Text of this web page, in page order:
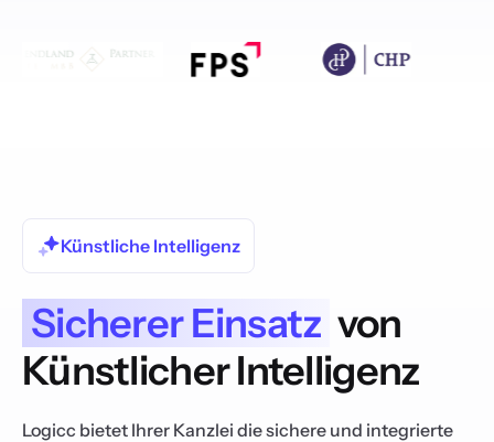
Künstliche Intelligenz
Sicherer Einsatz von
Künstlicher Intelligenz
Logicc bietet Ihrer Kanzlei die sichere und integrierte